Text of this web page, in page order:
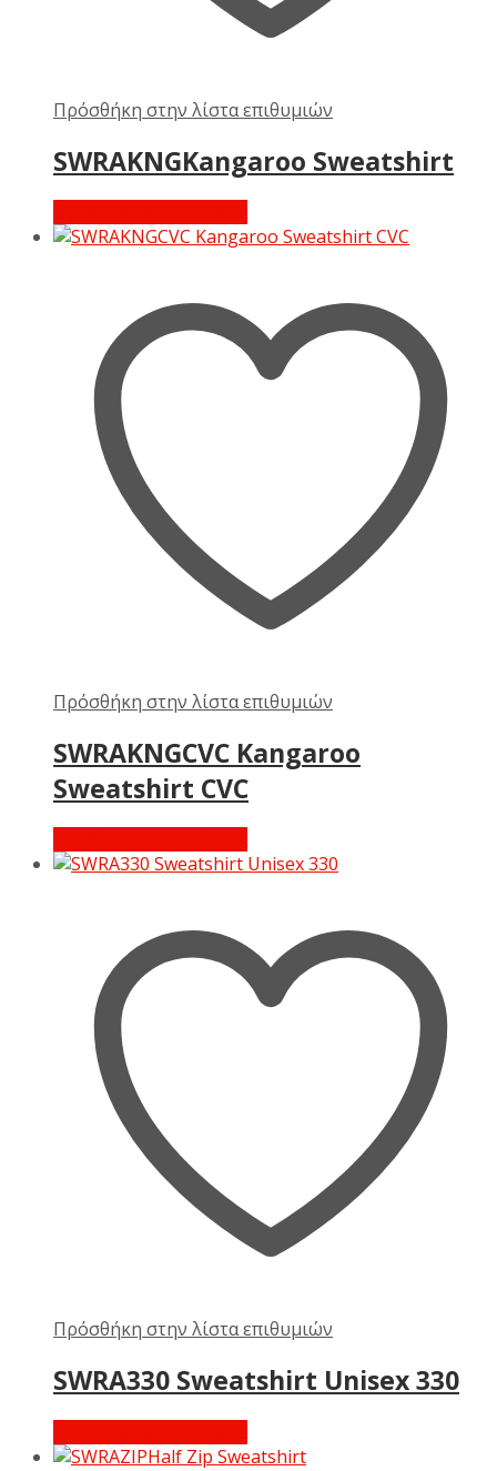
Πρόσθήκη στην λίστα επιθυμιών
SWRAKNGKangaroo Sweatshirt
Πρόσθήκη στην λίστα επιθυμιών
SWRAKNGCVC Kangaroo
Sweatshirt CVC
Πρόσθήκη στην λίστα επιθυμιών
SWRA330 Sweatshirt Unisex 330